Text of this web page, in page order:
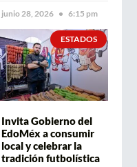
junio 28, 2026 6:15 pm
ESTADOS
Invita Gobierno del
EdoMéx a consumir
local y celebrar la
tradición futbolística